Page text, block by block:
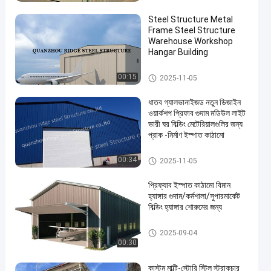
00:15
Steel Structure Metal
Frame Steel Structure
Warehouse Workshop
Hangar Building
ইস্পাত কাঠামো হ্যাঙ্গার
2025-11-05
00:34
ধাতব গ্যালভানাইজড নতুন ডিজাইন
ওয়ার্কশপ প্রিফাব গুদাম মডিউল লাইট
ভারী ঘর বিল্ডিং মেটেরিয়ালগুলির জন্য
প্রাক -নির্মাণ ইস্পাত কাঠামো
ইস্পাত কাঠামো নির্মাণ
2025-11-05
00:30
প্রিফ্যাব ইস্পাত কাঠামো বিমান
হ্যাঙ্গার গুদাম/কর্মশালা/সুপারমার্কেট
বিল্ডিং হ্যাঙ্গার শোরুমের জন্য
ইস্পাত কাঠামো হ্যাঙ্গার
2025-09-04
কাস্টম মাল্টি-স্টোরি স্টিল স্ট্রাকচার